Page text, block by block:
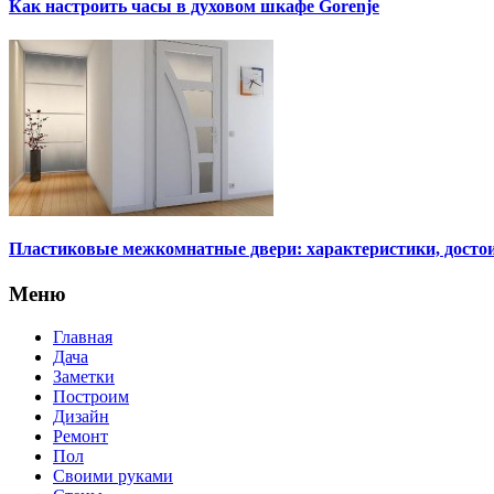
Как настроить часы в духовом шкафе Gorenje
Пластиковые межкомнатные двери: характеристики,
Меню
Главная
Дача
Заметки
Построим
Дизайн
Ремонт
Пол
Своими руками